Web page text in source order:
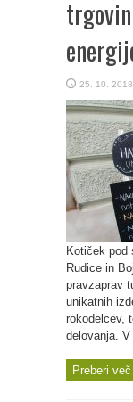
25. 10. 2018
Kotiček pod
Rudice in
pravzaprav
unikatnih
rokodelcev,
delovanja.
Preberi